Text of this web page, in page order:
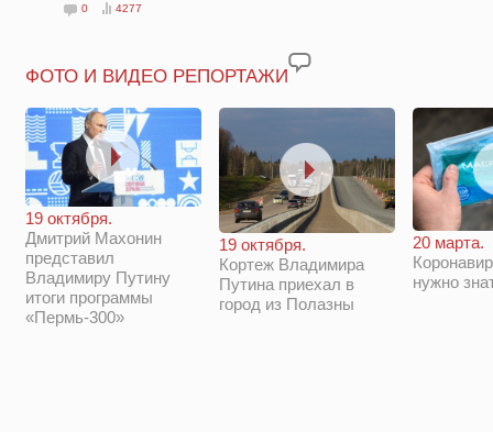
0 4277
ФОТО И ВИДЕО РЕПОРТАЖИ
19 октября.
Дмитрий Махонин
представил
Владимиру Путину
итоги программы
«Пермь-300»
19 октября.
Кортеж Владимира
Путина приехал в
город из Полазны
20 марта.
нужно